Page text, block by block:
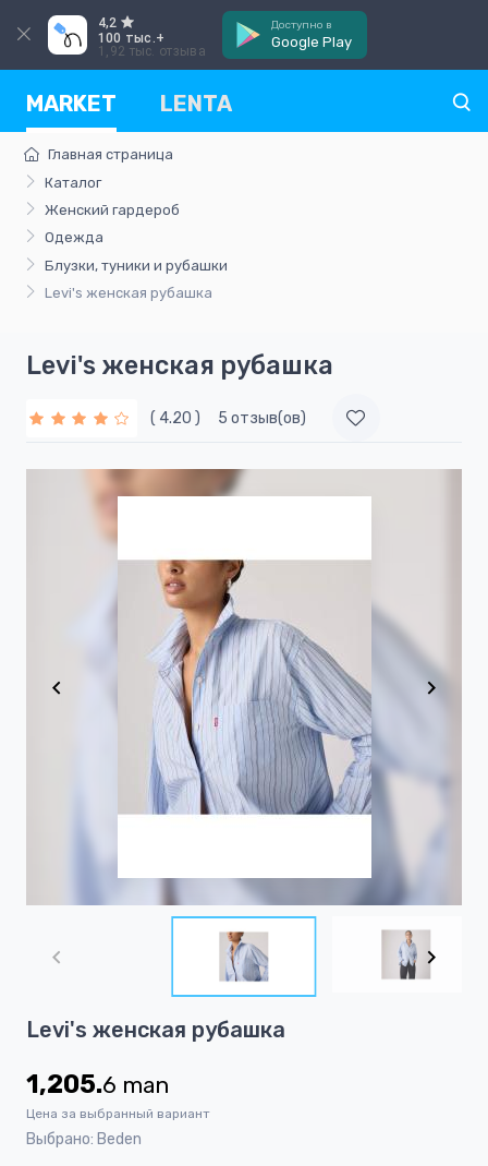
4,2
100 тыс.+
1,92 тыс. отзыва
Доступно в
Google Play
MARKET LENTA
Главная страница
Каталог
Женский гардероб
Одежда
Блузки, туники и рубашки
Levi's женская рубашка
Levi's женская рубашка
( 4.20 ) 5 отзыв(ов)
1
4
Levi's женская рубашка
1,205.6 man
Цена за выбранный вариант
Выбрано: Beden